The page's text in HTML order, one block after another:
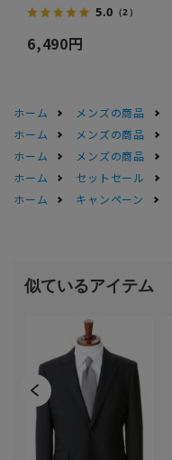
5.0 （2）
6,490円
ホーム メンズの商品
ホーム
メンズの商品
ホーム
メンズの商品
ホーム
セットセール
ホーム
キャンペーン